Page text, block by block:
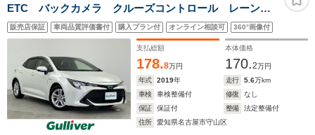
ETC バックカメラ クルーズコントロール レーンキ
ープアシスト オートマチックハイビーム 純正アルミ
ホイール コーナーセンサー LEDオートライト ウィ
ンカー付き電格ミラー 衝突軽減
販売店保証 車両品質評価書付 購入プラン付 オンライン相談可 360°画像付
支払総額
178.8万円
本体価格
170.2万円
年式
2019年 走行 5.6万km
車検
車検整備付 修復
なし
保証
保証付 整備
法定整備付
住所
愛知県名古屋市守山区